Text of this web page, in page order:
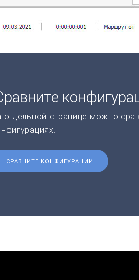
отдельной странице можно
СРАВНИТЕ КОНФИГУРАЦИИ